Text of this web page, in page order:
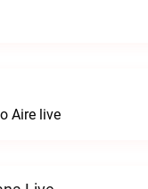
Aire live